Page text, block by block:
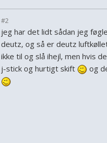
#2
jeg har det lidt sådan jeg
deutz, og så er deutz
ikke til og slå ihejl, men hvis
j-stick og hurtigt skift
og